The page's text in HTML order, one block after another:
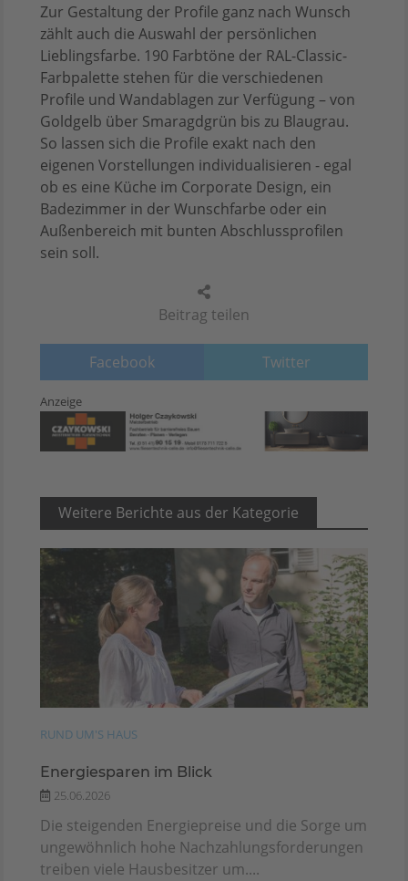
Beitrag teilen
Facebook Twitter
Zur Gestaltung der Profile ganz nach Wunsch
zählt auch die Auswahl der persönlichen
Lieblingsfarbe. 190 Farbtöne der RAL-Classic-
Farbpalette stehen für die verschiedenen
Profile und Wandablagen zur Verfügung – von
Goldgelb über Smaragdgrün bis zu Blaugrau.
So lassen sich die Profile exakt nach den
eigenen Vorstellungen individualisieren - egal
ob es eine Küche im Corporate Design, ein
Badezimmer in der Wunschfarbe oder ein
Außenbereich mit bunten Abschlussprofilen
sein soll.
Anzeige
Weitere Berichte aus der Kategorie
RUND UM'S HAUS
Energiesparen im Blick
25.06.2026
Die steigenden Energiepreise und die Sorge um
ungewöhnlich hohe Nachzahlungsforderungen
treiben viele Hausbesitzer um....